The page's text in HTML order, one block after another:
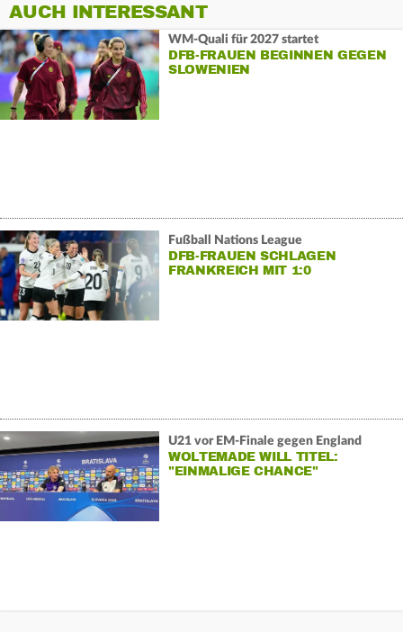
AUCH INTERESSANT
WM-Quali für 2027 startet
DFB-FRAUEN BEGINNEN GEGEN
SLOWENIEN
Fußball Nations League
DFB-FRAUEN SCHLAGEN
FRANKREICH MIT 1:0
U21 vor EM-Finale gegen England
WOLTEMADE WILL TITEL:
"EINMALIGE CHANCE"